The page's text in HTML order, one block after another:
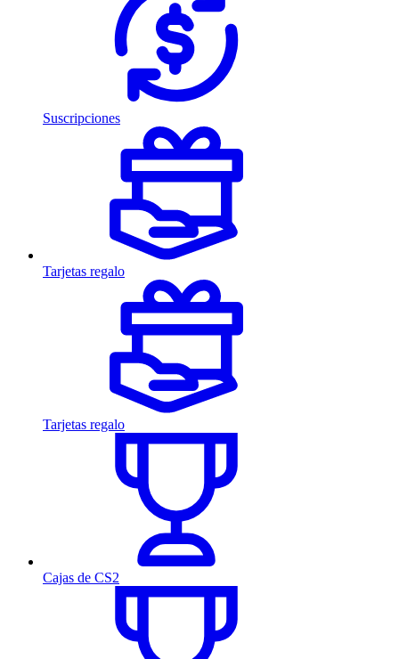
Suscripciones
Tarjetas regalo
Tarjetas regalo
Cajas de CS2